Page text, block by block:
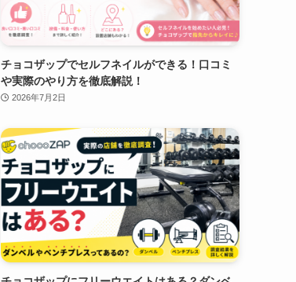
チョコザップでセルフネイルができる！口コミ
や実際のやり方を徹底解説！
2026年7月2日